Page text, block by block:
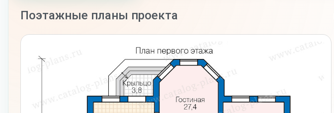
Поэтажные планы проекта